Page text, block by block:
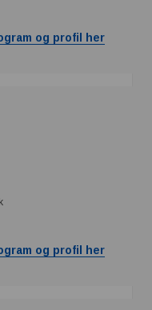
og profil her
og profil her